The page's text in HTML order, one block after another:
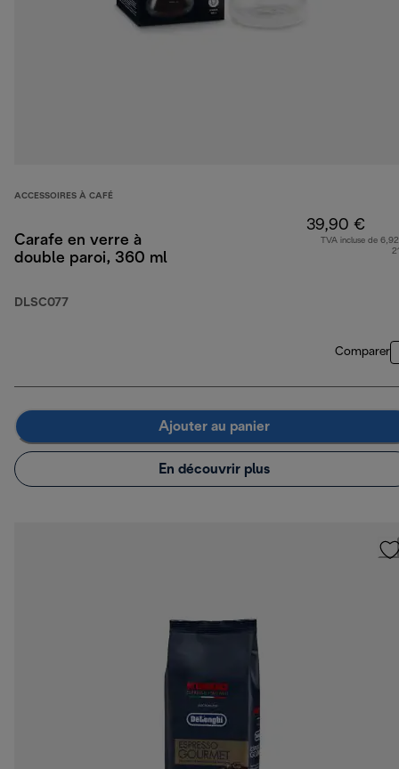
ACCESSOIRES À CAFÉ
Carafe en verre à
double paroi, 360 ml
DLSC077
39,90 €
TVA incluse de
Comparer
Ajouter au panier
En découvrir plus